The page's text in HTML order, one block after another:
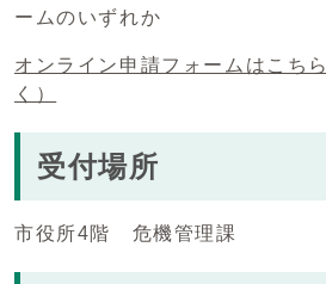
ームのいずれか
オンライン申請フォームはこちら
く）
受付場所
市役所4階 危機管理課